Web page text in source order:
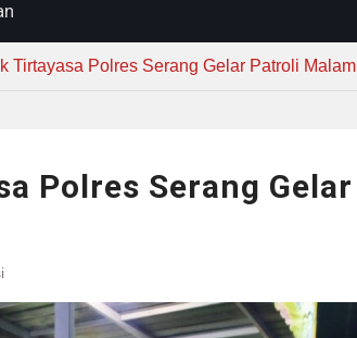
Tirtayasa Polres Serang Gelar Patroli Malam
Polres Serang Gelar